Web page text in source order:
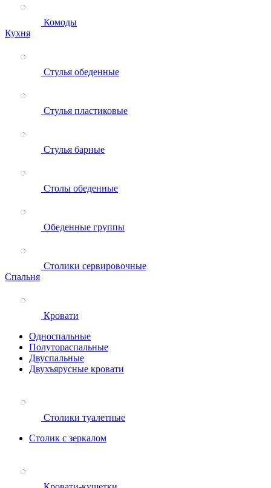
Комоды
Кухня
Стулья обеденные
Стулья пластиковые
Стулья барные
Столы обеденные
Обеденные группы
Столики сервировочные
Спальня
Кровати
Односпальные
Полутораспальные
Двуспальные
Двухъярусные кровати
Столики туалетные
Столик с зеркалом